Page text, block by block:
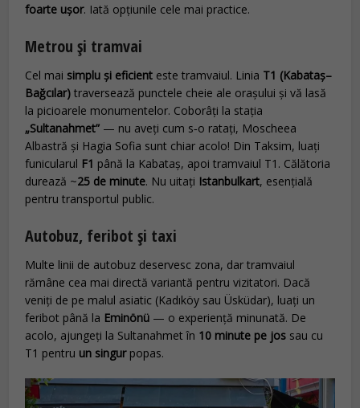
foarte ușor. Iată opțiunile cele mai practice.
Metrou și tramvai
Cel mai simplu și eficient este tramvaiul. Linia T1 (Kabataş–
Bağcılar) traversează punctele cheie ale orașului și vă lasă
la picioarele monumentelor. Coborâți la stația
„Sultanahmet” — nu aveți cum s‑o ratați, Moscheea
Albastră și Hagia Sofia sunt chiar acolo! Din Taksim, luați
funicularul F1 până la Kabataş, apoi tramvaiul T1. Călătoria
durează ~25 de minute. Nu uitați Istanbulkart, esențială
pentru transportul public.
Autobuz, feribot și taxi
Multe linii de autobuz deservesc zona, dar tramvaiul
rămâne cea mai directă variantă pentru vizitatori. Dacă
veniți de pe malul asiatic (Kadıköy sau Üsküdar), luați un
feribot până la Eminönü — o experiență minunată. De
acolo, ajungeți la Sultanahmet în 10 minute pe jos sau cu
T1 pentru un singurpopas.